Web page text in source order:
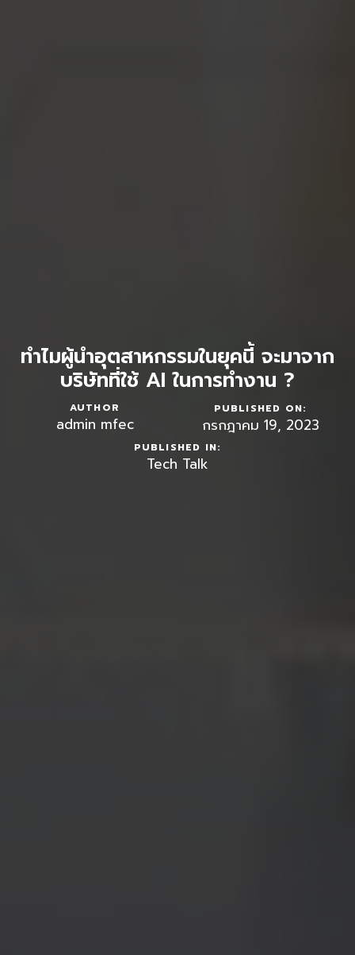
ทำไมผู้นำอุตสาหกรรมในยุคนี้ จะมาจาก
บริษัทที่ใช้ AI ในการทำงาน ?
AUTHOR
admin mfec
PUBLISHED ON:
กรกฎาคม 19, 2023
PUBLISHED IN:
Tech Talk